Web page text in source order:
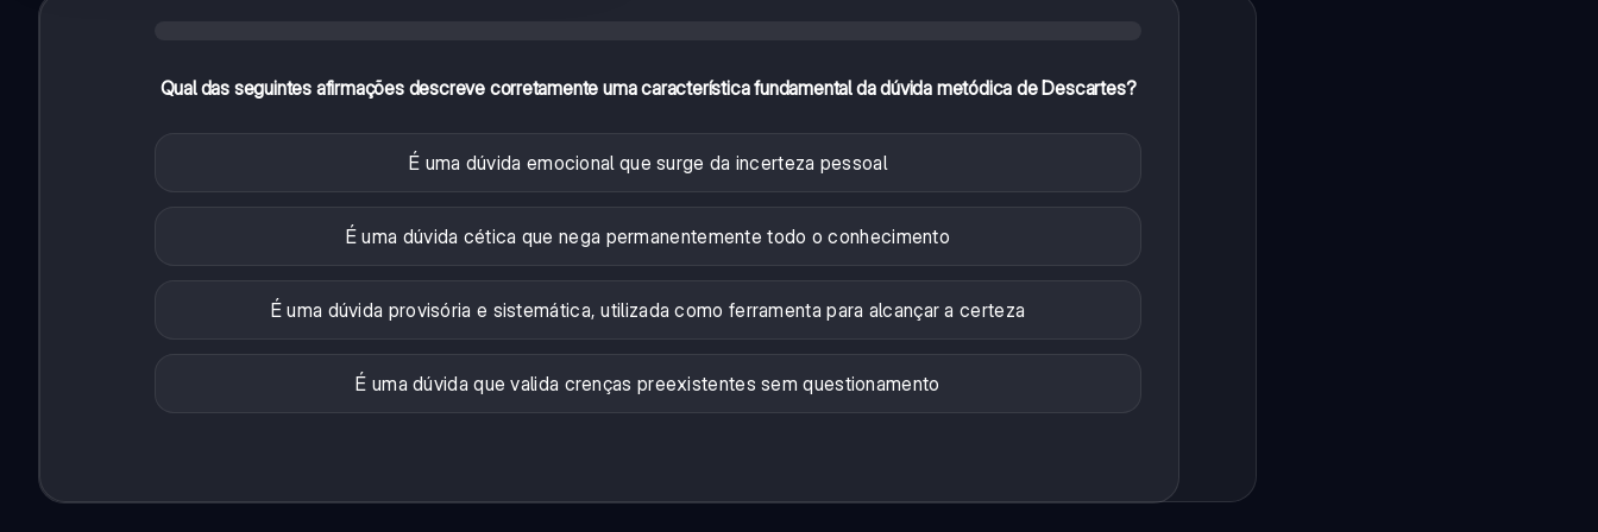
Qual das seguintes afirmações descreve corretamente uma característica fundamental da dúvida metódica de Descartes?
É uma dúvida emocional que surge da incerteza pessoal
É uma dúvida cética que nega permanentemente todo o conhecimento
É uma dúvida provisória e sistemática, utilizada como ferramenta para alcançar a certeza
É uma dúvida que valida crenças preexistentes sem questionamento